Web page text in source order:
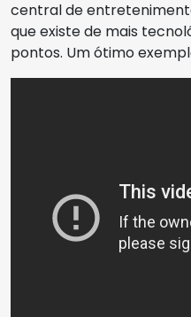
central de
que existe de mais
pontos. Um ótimo